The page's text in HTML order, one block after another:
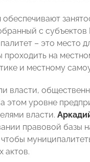
с
– это место
на
и местному
власти,
этом уровне
власти.
правовой базы
чтобы
актов.